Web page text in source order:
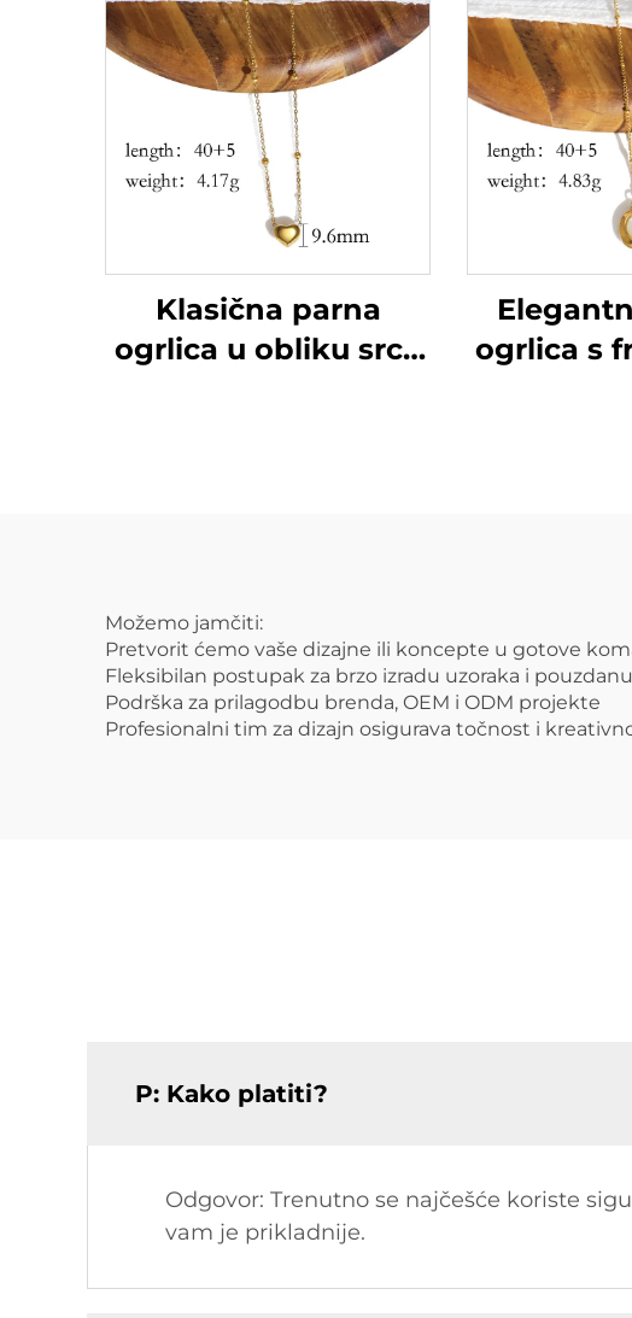
Klasična parna
ogrlica u obliku srca
ogrlica s
Možemo jamčiti:
Pretvorit ćemo vaše dizajne ili koncepte u gotove
Fleksibilan postupak za brzo izradu uzoraka i
Podrška za prilagodbu brenda, OEM i ODM projekte
Profesionalni tim za dizajn osigurava točnost i
P: Kako platiti?
Odgovor: Trenutno se najčešće koriste
vam je prikladnije.